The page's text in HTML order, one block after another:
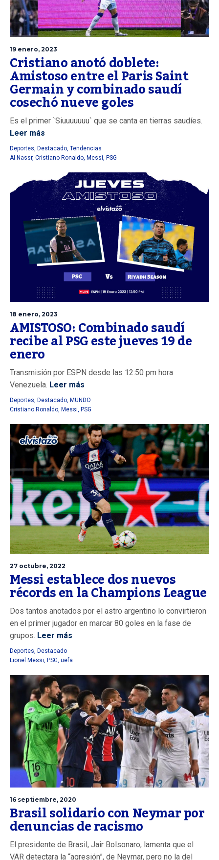
19 enero, 2023
Cristiano anotó doblete:
Amistoso entre el Paris Saint
Germain y combinado saudí
cosechó nueve goles
Es el primer `Siuuuuuuu` que se canta en tierras saudíes.
Leer más
Deportes, Destacado, Tendencias
Al Nassr, Cristiano Ronaldo, Messi, PSG
18 enero, 2023
AMISTOSO: Combinado saudí
recibe al PSG este jueves 19 de
enero
Transmisión por ESPN desde las 12:50 pm hora
Venezuela. Leer más
Deportes, Destacado, MUNDO
Cristiano Ronaldo, Messi, PSG
27 octubre, 2022
Messi establece dos nuevos
récords en la Champions League
Dos tantos anotados por el astro argentino lo convirtieron
en el primer jugador en marcar 80 goles en la fase de
grupos. Leer más
Deportes, Destacado
Lionel Messi, PSG, uefa
16 septiembre, 2020
Brasil solidario con Neymar por
denuncias de racismo
El presidente de Brasil, Jair Bolsonaro, lamenta que el
VAR detectara la “agresión”, de Neymar, pero no la del